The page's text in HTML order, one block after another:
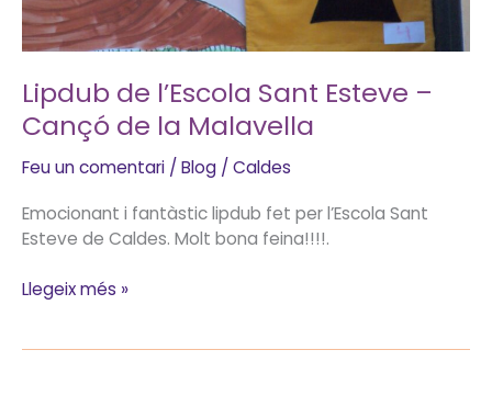
Lipdub de l’Escola Sant Esteve –
Cançó de la Malavella
Feu un comentari / Blog / Caldes
Emocionant i fantàstic lipdub fet per l’Escola Sant
Esteve de Caldes. Molt bona feina!!!!.
Llegeix més »